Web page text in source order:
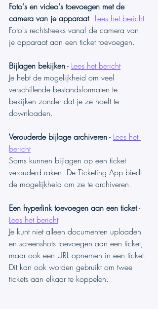
Foto's en video's toevoegen met de
camera van je apparaat - Lees het bericht
Foto's rechtstreeks vanaf de camera van
je apparaat aan een ticket toevoegen.
Bijlagen bekijken - Lees het bericht
Je hebt de mogelijkheid om veel
verschillende bestandsformaten te
bekijken zonder dat je ze hoeft te
downloaden.
Verouderde bijlage archiveren - Lees het
bericht
Soms kunnen bijlagen op een ticket
verouderd raken. De Ticketing App biedt
de mogelijkheid om ze te archiveren.
Een hyperlink toevoegen aan een ticket -
Lees het bericht
Je kunt niet alleen documenten uploaden
en screenshots toevoegen aan een ticket,
maar ook een URL opnemen in een ticket.
Dit kan ook worden gebruikt om twee
tickets aan elkaar te koppelen.